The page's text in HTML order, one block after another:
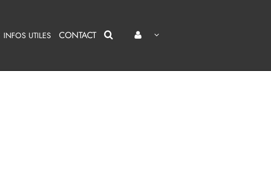
INFOS UTILES CONTACT